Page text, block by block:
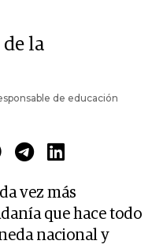
la
de educación
vez más
que hace todo
nacional y